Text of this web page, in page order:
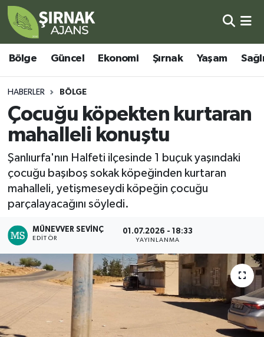
Bölge Güncel Ekonomi Şırnak Yaşam
HABERLER BÖLGE
Çocuğu köpekten kurtaran
mahalleli konuştu
Şanlıurfa'nın Halfeti ilçesinde 1 buçuk yaşındaki
çocuğu başıboş sokak köpeğinden kurtaran
mahalleli, yetişmeseydi köpeğin çocuğu
parçalayacağını söyledi.
MÜNEVVER SEVINÇ
EDITÖR
01.07.2026 - 18:33
YAYINLANMA
Bölge
Güncel
Ekonomi
Şırnak
Sağlık
Eğitim
Kültür - Sanat
Siyaset
Şırnak Nöbetçi Eczaneler
Şırnak Hava Durumu
Şirnak Namaz Vakitleri
Şırnak Trafik Yoğunluk Haritası
Süper Lig Puan Durumu ve Fikstür
Tüm Manşetler
Son Dakika Haberleri
Haber Arşivi